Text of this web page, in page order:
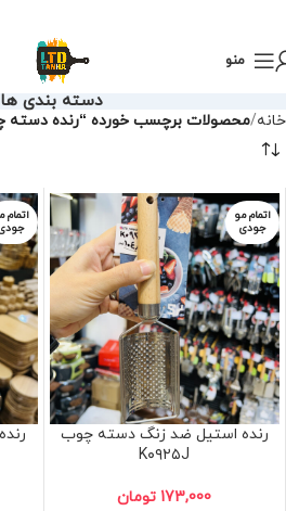
منو
دسته بندی ها
خانه محصولات برچسب خورده “رنده دسته
اتمام مو
جودی
رنده استیل ضد زنگ دسته چوب
K۰۹۲۵J
173,000 تومان
اتمام